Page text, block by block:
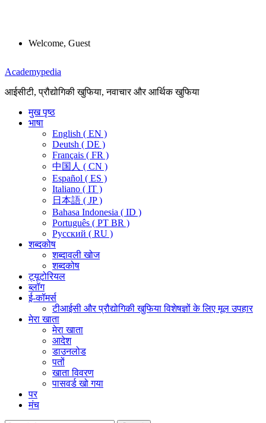
Welcome, Guest
Menu
Academypedia
आईसीटी, प्रौद्योगिकी खुफिया, नवाचार और आर्थिक खुफिया
मुख पृष्ठ
भाषा
English ( EN )
Deutsh ( DE )
Français ( FR )
中国人 ( CN )
Español ( ES )
Italiano ( IT )
日本語 ( JP )
Bahasa Indonesia ( ID )
Português ( PT BR )
Pусский ( RU )
शब्दकोष
शब्दावली खोज
शब्दकोष
ट्यूटोरियल
ब्लॉग
ई-कॉमर्स
टीआईसी और प्रौद्योगिकी खुफिया विशेषज्ञों के लिए मूल उपहार
मेरा खाता
मेरा खाता
आदेश
डाउनलोड
पतों
खाता विवरण
पासवर्ड खो गया
पर
मंच